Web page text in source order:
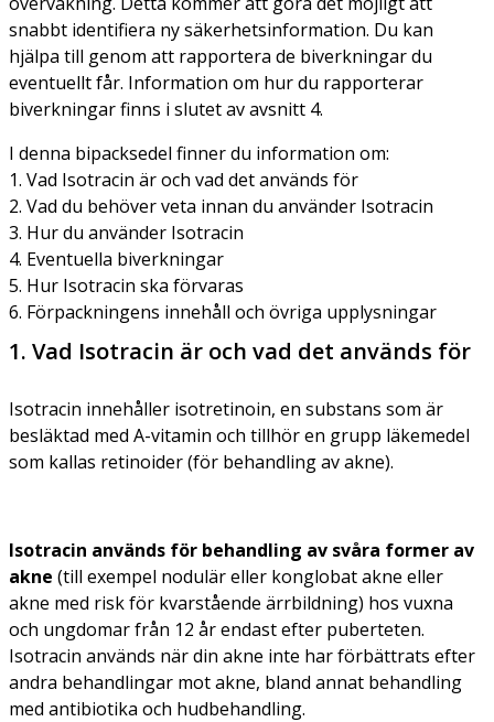
snabbt identifiera ny säkerhetsinformation. Du kan
hjälpa till genom att rapportera de biverkningar du
eventuellt får. Information om hur du rapporterar
biverkningar finns i slutet av avsnitt 4.
I denna bipacksedel finner du information om:
1. Vad Isotracin är och vad det används för
2. Vad du behöver veta innan du använder Isotracin
3. Hur du använder Isotracin
4. Eventuella biverkningar
5. Hur Isotracin ska förvaras
6. Förpackningens innehåll och övriga upplysningar
1. Vad Isotracin är och vad det används för
Isotracin innehåller isotretinoin, en substans som är
besläktad med A-vitamin och tillhör en grupp läkemedel
som kallas retinoider(för behandling av akne).
Isotracin används för behandling av svåra former av
akne (till exempel noduläreller konglobatakne eller
akne med risk för kvarstående ärrbildning) hos vuxna
och ungdomar från 12 år endast efter puberteten.
Isotracin används när din akne inte har förbättrats efter
andra behandlingar mot akne, bland annat behandling
med antibiotika och hudbehandling.